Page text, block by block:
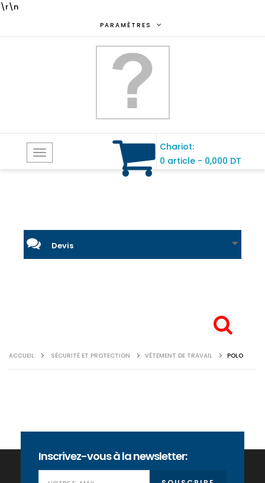
\r\n
PARAMÈTRES
Toggle
Chariot:
0 article - 0,000 DT
Devis
ACCUEIL SÉCURITÉ ET PROTECTION VÊTEMENT DE TRAVAIL POLO
Inscrivez-vous à la newsletter: